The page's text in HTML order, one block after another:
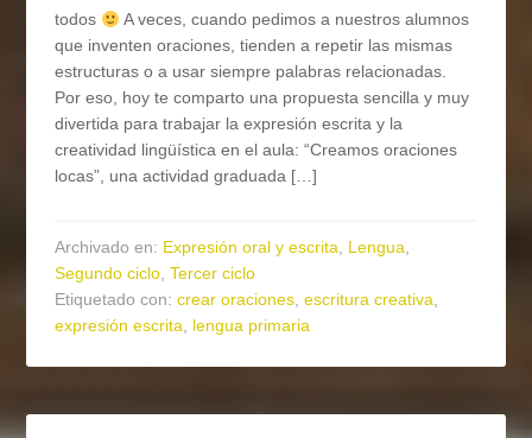
todos
A veces, cuando pedimos a nuestros alumnos
que inventen oraciones, tienden a repetir las mismas
estructuras o a usar siempre palabras relacionadas.
Por eso, hoy te comparto una propuesta sencilla y muy
divertida para trabajar la expresión escrita y la
creatividad lingüística en el aula: “Creamos oraciones
locas”, una actividad graduada […]
Archivado en: Expresión oral y escrita, Lengua,
Segundo ciclo,Tercer ciclo
Etiquetado con:crear oraciones,escritura creativa,
expresión escrita, lengua primaria